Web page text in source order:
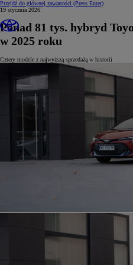
Przejdź do głównej zawartości (Press Enter)
19 stycznia 2026
Ponad 81 tys. hybryd
w 2025 roku
Cztery modele z najwyższą sprzedażą w historii